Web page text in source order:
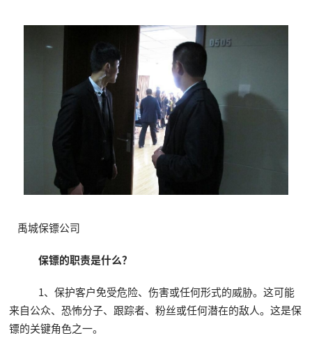
禹城保镖公司
保镖的职责是什么？
1、保护客户免受危险、伤害或任何形式的威胁。这可能
来自公众、恐怖分子、跟踪者、粉丝或任何潜在的敌人。这是保
镖的关键角色之一。